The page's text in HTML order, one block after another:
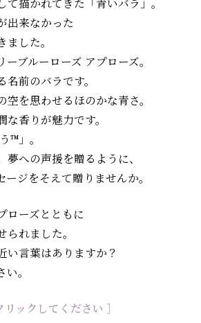
出来なかった
ました。
ブルーローズ アプローズ。
名前のバラです。
を思わせるほのかな青さ。
香りが魅力です。
™」。
への声援を贈るように、
ージをそえて贈りませんか。
ローズとともに
れました。
い言葉はありますか？
。
リックしてください ］